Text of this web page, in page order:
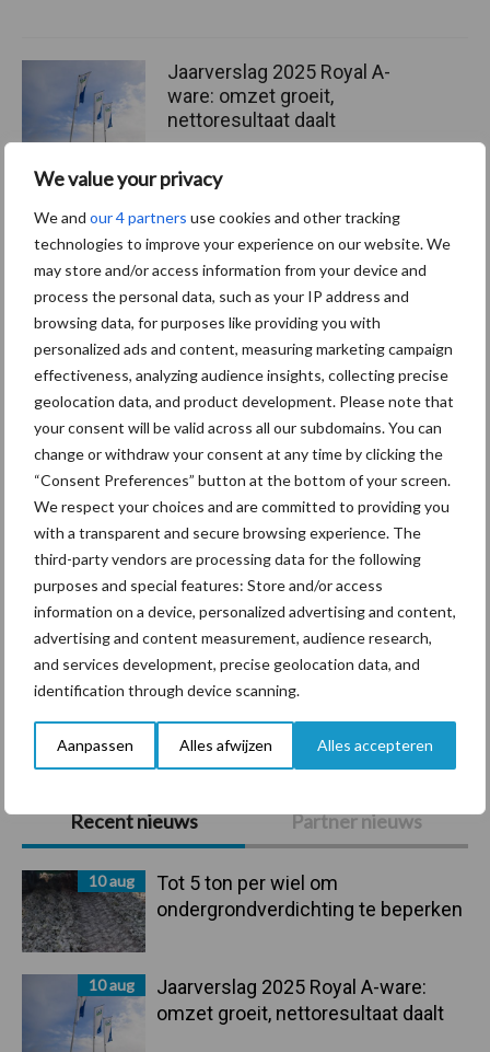
We value your privacy
We and our 4 partners use cookies and other tracking
technologies to improve your experience on our website. We
may store and/or access information from your device and
process the personal data, such as your IP address and
browsing data, for purposes like providing you with
personalized ads and content, measuring marketing campaign
effectiveness, analyzing audience insights, collecting precise
geolocation data, and product development. Please note that
your consent will be valid across all our subdomains. You can
change or withdraw your consent at any time by clicking the
“Consent Preferences” button at the bottom of your screen.
We respect your choices and are committed to providing you
with a transparent and secure browsing experience. The
third-party vendors are processing data for the following
purposes and special features: Store and/or access
information on a device, personalized advertising and content,
advertising and content measurement, audience research,
and services development, precise geolocation data, and
identification through device scanning.
Aanpassen Alles afwijzen Alles accepteren
Primaire
Sidebar
Recent nieuws Partner nieuws
10 aug
Tot 5 ton per wiel om
ondergrondverdichting te beperken
10 aug
Jaarverslag 2025 Royal A-ware:
omzet groeit, nettoresultaat daalt
Jaarverslag 2025 Royal A-
ware: omzet groeit,
nettoresultaat daalt
Machines en werktuigen
gewild doelwit criminelen
Themapagina's
Diergezondheid Bemesting Fokkerij
Mastitis Hittestress
Toon meer